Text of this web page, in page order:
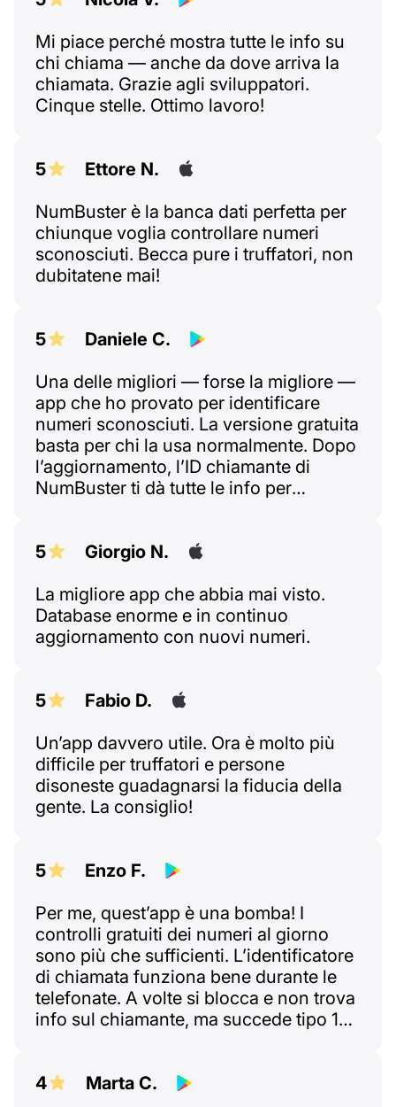
Mi piace perché mostra tutte le info su
chi chiama — anche da dove arriva la
chiamata. Grazie agli sviluppatori.
Cinque stelle. Ottimo lavoro!
5
Ettore N.
NumBuster è la banca dati perfetta per
chiunque voglia controllare numeri
sconosciuti. Becca pure i truffatori, non
dubitatene mai!
5
Daniele C.
Una delle migliori — forse la migliore —
app che ho provato per identificare
numeri sconosciuti. La versione gratuita
basta per chi la usa normalmente. Dopo
l’aggiornamento, l’ID chiamante di
NumBuster ti dà tutte le info per
Vedi subito chi ti ha chiamato. Cinque
5
Giorgio N.
La migliore app che abbia mai visto.
Database enorme e in continuo
aggiornamento con nuovi numeri.
5
Fabio D.
Un’app davvero utile. Ora è molto più
difficile per truffatori e persone
disoneste guadagnarsi la fiducia della
gente. La consiglio!
5
Enzo F.
Per me, quest’app è una bomba! I
controlli gratuiti dei numeri al giorno
sono più che sufficienti. L’identificatore
di chiamata funziona bene durante le
telefonate. A volte si blocca e non trova
info sul chiamante, ma succede tipo 1
bastano per decidere se rispondere o
4 Marta C.